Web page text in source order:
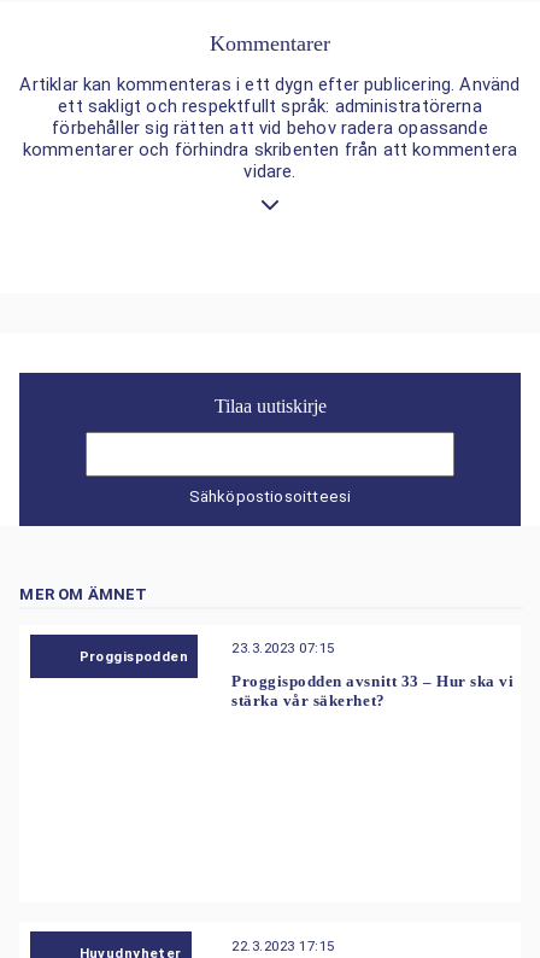
Kommentarer
Artiklar kan kommenteras i ett dygn efter publicering. Använd
ett sakligt och respektfullt språk: administratörerna
förbehåller sig rätten att vid behov radera opassande
kommentarer och förhindra skribenten från att kommentera
vidare.
Tilaa uutiskirje
Sähköpostiosoitteesi
MER OM ÄMNET
Proggispodden 23.3.2023 07:15
Proggispodden avsnitt 33 – Hur ska vi
stärka vår säkerhet?
Huvudnyheter 22.3.2023 17:15